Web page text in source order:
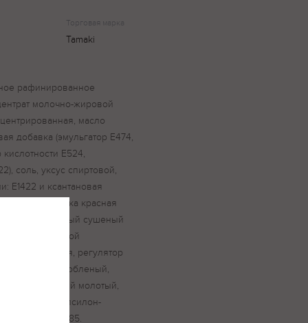
Торговая марка
Tamaki
рафинированное
молочно-жировой
масло
добавка (эмульгатор Е474,
кислотности Е524,
соль, уксус спиртовой,
Е1422 и ксантановая
паприка красная
лук репчатый сушеный
яичный сухой
копченая, регулятор
перец чили дробленый,
перец красный молотый,
(эпсилон-
Е385.